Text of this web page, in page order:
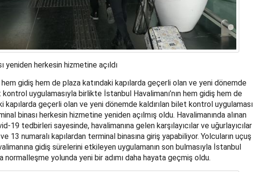
yeniden herkesin hizmetine açıldı
hem gidiş hem de plaza katındaki kapılarda geçerli olan ve yeni dönemde
kontrol uygulamasıyla birlikte İstanbul Havalimanı’nın hem gidiş hem de
kapılarda geçerli olan ve yeni dönemde kaldırılan bilet kontrol uygulaması
binası herkesin hizmetine yeniden açılmış oldu. Havalimanında alınan
19 tedbirleri sayesinde, havalimanına gelen karşılayıcılar ve uğurlayıcılar
13 numaralı kapılardan terminal binasına giriş yapabiliyor. Yolcuların uçuş
gidiş sürelerini etkileyen uygulamanın son bulmasıyla İstanbul
normalleşme yolunda yeni bir adımı daha hayata geçmiş oldu.